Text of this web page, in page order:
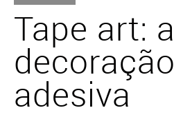
Tape art: a
decoração
adesiva